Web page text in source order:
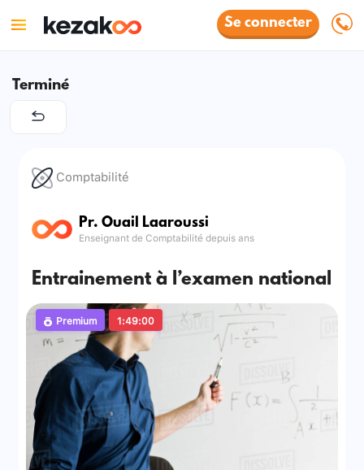
Se connecter
Terminé
Comptabilité
Pr. Ouail Laaroussi
Enseignant de Comptabilité depuis ans
Entrainement à l’examen national
Premium 1:49:00